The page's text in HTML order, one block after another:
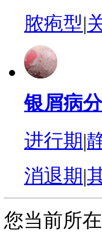
脓疱型|
银屑病
进行期|
消退期|
您当前所